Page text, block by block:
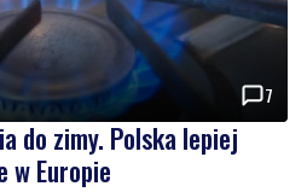
7
do zimy. Polska lepiej
w Europie